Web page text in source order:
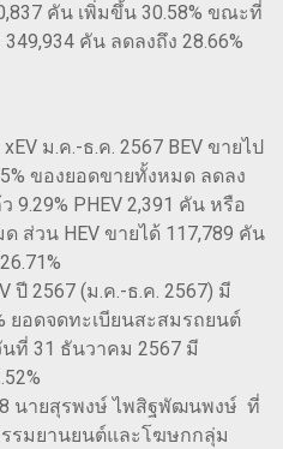
คัน เพิ่มขึ้น 30.58% ขณะที่
คัน ลดลงถึง 28.66%
ม.ค.-ธ.ค. 2567 BEV ขายไป
ของยอดขายทั้งหมด ลดลง
9.29% PHEV 2,391 คัน หรือ
ส่วน HEV ขายได้ 117,789 คัน
ปี 2567 (ม.ค.-ธ.ค. 2567) มี
ยอดจดทะเบียนสะสมรถยนต์
ที่ 31 ธันวาคม 2567 มี
นายสุรพงษ์ ไพสิฐพัฒนพงษ์ ที่
รมยานยนต์และโฆษกกลุ่ม